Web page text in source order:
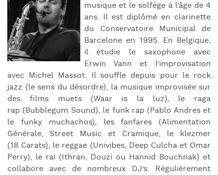
musique et le solfège à l’âge de 4
ans. Il est diplômé en clarinette
du Conservatoire Municipal de
Barcelone en 1995. En Belgique,
il étudie le saxophone avec
Erwin Vann et l’improvisation
avec Michel Massot. Il souffle depuis pour le rock
jazz (le sens du désordre), la musique improvisée sur
des films muets (Waar is la luz), le raga
rap (Bubblegum Sound), le funk rap (Pablo Andres et
le funky muchachos), les fanfares (Alimentation
Générale, Street Music et Cramique, le klezmer
(18 Carats), le reggae (Univibes, Deep Culcha et Omar
Perry), le raï (Ithran, Douzi ou Hannid Bouchnak) et
collabore avec de nombreux DJ’s. Régulièrement